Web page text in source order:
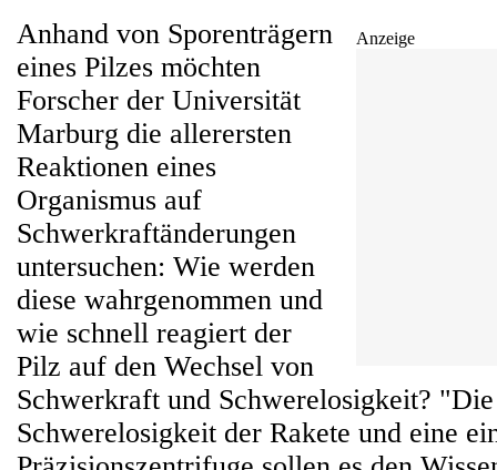
Anzeige
Anhand von Sporenträgern
eines Pilzes möchten
Forscher der Universität
Marburg die allerersten
Reaktionen eines
Organismus auf
Schwerkraftänderungen
untersuchen: Wie werden
diese wahrgenommen und
wie schnell reagiert der
Pilz auf den Wechsel von
Schwerkraft und Schwerelosigkeit?
Schwerelosigkeit der Rakete und eine